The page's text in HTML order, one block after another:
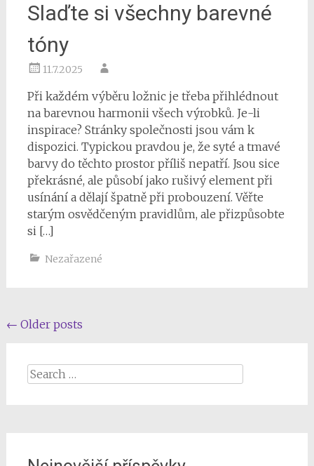
Slaďte si všechny barevné
tóny
11.7.2025
Při každém výběru ložnic je třeba přihlédnout
na barevnou harmonii všech výrobků. Je-li
inspirace? Stránky společnosti jsou vám k
dispozici. Typickou pravdou je, že syté a tmavé
barvy do těchto prostor příliš nepatří. Jsou sice
překrásné, ale působí jako rušivý element při
usínání a dělají špatně při probouzení. Věřte
starým osvědčeným pravidlům, ale přizpůsobte
si […]
Nezařazené
Posts
← Older posts
Search